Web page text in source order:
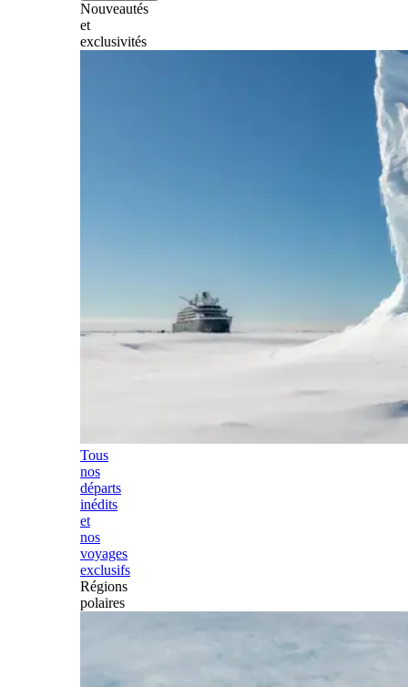
Nouveautés
et
exclusivités
Tous
nos
départs
inédits
et
nos
voyages
exclusifs
Régions
polaires